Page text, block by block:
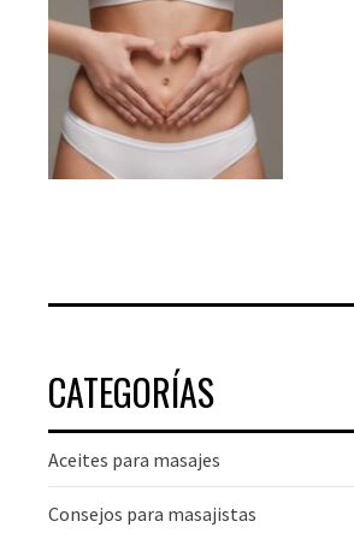
CATEGORÍAS
Aceites para masajes
Consejos para masajistas